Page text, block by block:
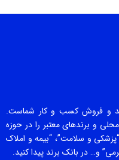
و فروش کسب و کار شماست.
و برندهای معتبر را در حوزه
و سلامت”، “بیمه و املاک
و… در بانک برند پیدا کنید.